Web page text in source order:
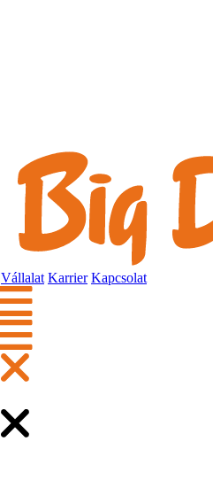
Vállalat Karrier Kapcsolat